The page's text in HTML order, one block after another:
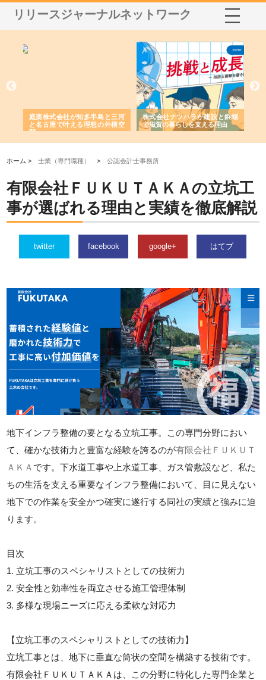
リリースジャーナルネットワーク
庭楽株式会社が知多半島と三河
と名古屋で叶える理想の外構空
間
株式会社ナツハラが建設と鋲螺
で滋賀の暮らしを支える理由
ホーム >士業（専門職種） >公認会計士事務所
有限会社ＦＵＫＵＴＡＫＡの立坑工
事が選ばれる理由と実績を徹底解説
twitter facebook google+ はてブ
地下インフラ整備の要となる立坑工事。この専門分野におい
て、確かな技術力と豊富な経験を誇るのが有限会社ＦＵＫＵＴ
ＡＫＡ です。下水道工事や上水道工事、ガス管敷設など、私た
ちの生活を支える重要なインフラ整備において、目に見えない
地下での作業を安全かつ確実に遂行する同社の実績と強みに迫
ります。
目次
1. 立坑工事のスペシャリストとしての技術力
2. 安全性と効率性を両立させる施工管理体制
3. 多様な現場ニーズに応える柔軟な対応力
【立坑工事のスペシャリストとしての技術力】
立坑工事とは、地下に垂直な筒状の空間を構築する技術です。
有限会社ＦＵＫＵＴＡＫＡは、この分野に特化した専門企業と